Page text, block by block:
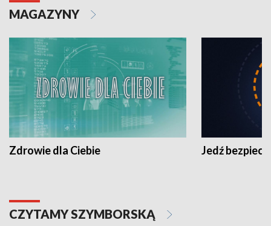
MAGAZYNY
Zdrowie dla Ciebie Jedź
CZYTAMY SZYMBORSKĄ